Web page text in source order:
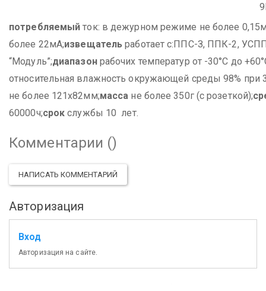
потребляемый ток: в дежурном режиме не более
более 22мА;извещатель работает с:ППС-З, ППК-2,
“Модуль”;диапазонрабочих температур от -30°С до
относительная влажность окружающей среды 98% при
не более 121х82мм;масса не более 350г (с розеткой);
60000ч;срок службы 10 лет.
Комментарии ()
НАПИСАТЬ КОММЕНТАРИЙ
Авторизация
Вход
Авторизация на сайте.